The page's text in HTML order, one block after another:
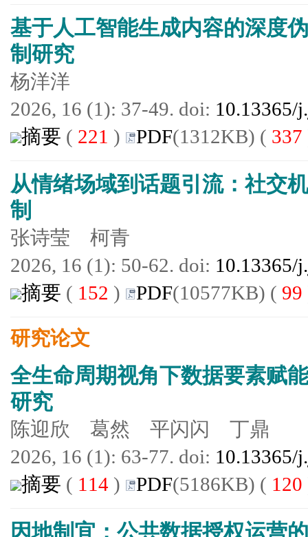
基于人工智能生成内容的深度
制研究
杨洋洋
2026, 16 (1): 37-49. doi: 10.13365/
摘要 ( 221 ) PDF(1312KB) ( 337
从情绪场域到话题引流：社交
制
张诗莹 柯青
2026, 16 (1): 50-62. doi: 10.13365/
摘要 ( 152 ) PDF(10577KB) ( 99
研究论文
全生命周期视角下数据要素赋
研究
陈迎欣 葛然 平闪闪 丁鼎
2026, 16 (1): 63-77. doi: 10.13365/
摘要 ( 114 ) PDF(5186KB) ( 120
因地制宜：公共数据授权运营